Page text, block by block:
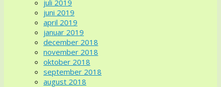
juli 2019
juni 2019
april 2019
januar 2019
december 2018
november 2018
oktober 2018
september 2018
august 2018